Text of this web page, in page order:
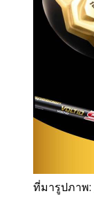
ที่มารูปภาพ: